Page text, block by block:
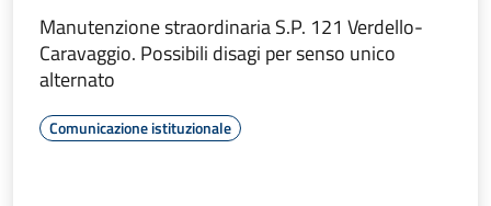
Manutenzione straordinaria S.P. 121 Verdello-
Caravaggio. Possibili disagi per senso unico
alternato
Comunicazione istituzionale